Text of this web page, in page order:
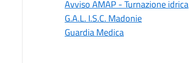
Avviso AMAP - Turnazione idrica
G.A.L. I.S.C. Madonie
Guardia Medica